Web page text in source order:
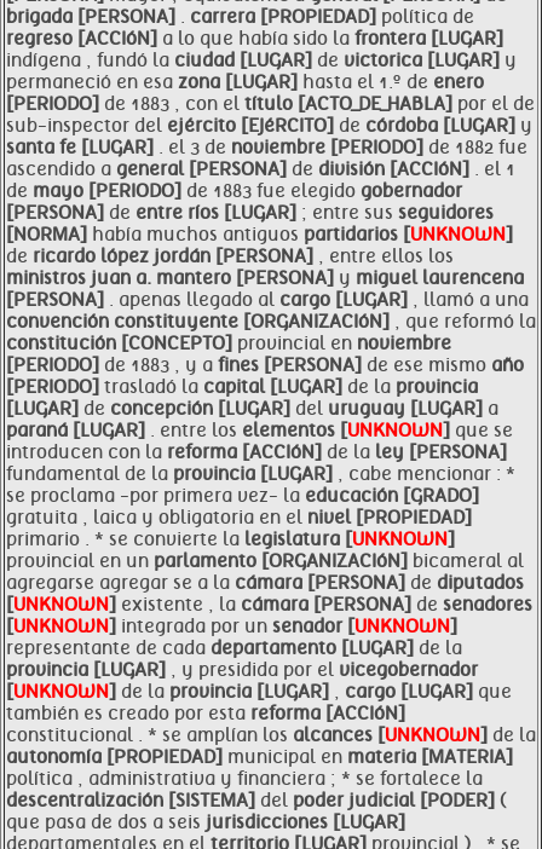
brigada [PERSONA] . carrera [PROPIEDAD] política de
regreso [ACCIóN] a lo que había sido la frontera [LUGAR]
indígena , fundó la ciudad [LUGAR] de victorica [LUGAR] y
permaneció en esa zona [LUGAR] hasta el 1.º de enero
[PERIODO] de 1883 , con el título [ACTO_DE_HABLA] por el de
sub-inspector del ejército [EJéRCITO] de córdoba [LUGAR] y
santa fe [LUGAR] . el 3 de noviembre [PERIODO] de 1882 fue
ascendido a general [PERSONA] de división [ACCIóN] . el 1
de mayo [PERIODO] de 1883 fue elegido gobernador
[PERSONA] de entre ríos [LUGAR] ; entre sus seguidores
[NORMA] había muchos antiguos partidarios [UNKNOWN]
de ricardo lópez jordán [PERSONA] , entre ellos los
ministros juan a. mantero [PERSONA] y miguel laurencena
[PERSONA] . apenas llegado al cargo [LUGAR] , llamó a una
convención constituyente [ORGANIZACIóN] , que reformó la
constitución [CONCEPTO] provincial en noviembre
[PERIODO] de 1883 , y a fines [PERSONA] de ese mismo año
[PERIODO] trasladó la capital [LUGAR] de la provincia
[LUGAR] de concepción [LUGAR] del uruguay [LUGAR] a
paraná [LUGAR] . entre los elementos [UNKNOWN] que se
introducen con la reforma [ACCIóN] de la ley [PERSONA]
fundamental de la provincia [LUGAR] , cabe mencionar : *
se proclama -por primera vez- la educación [GRADO]
gratuita , laica y obligatoria en el nivel [PROPIEDAD]
primario . * se convierte la legislatura [UNKNOWN]
provincial en un parlamento [ORGANIZACIóN] bicameral al
agregarse agregar se a la cámara [PERSONA] de diputados
[UNKNOWN] existente , la cámara [PERSONA] de senadores
[UNKNOWN] integrada por un senador [UNKNOWN]
representante de cada departamento [LUGAR] de la
provincia [LUGAR] , y presidida por el vicegobernador
[UNKNOWN] de la provincia [LUGAR] , cargo [LUGAR] que
también es creado por esta reforma [ACCIóN]
constitucional . * se amplían los alcances [UNKNOWN] de la
autonomía [PROPIEDAD] municipal en materia [MATERIA]
política , administrativa y financiera ; * se fortalece la
descentralización [SISTEMA] del poder judicial [PODER] (
que pasa de dos a seis jurisdicciones [LUGAR]
departamentales en el territorio [LUGAR] provincial ) . * se